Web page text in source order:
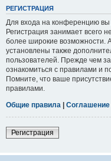
РЕГИСТРАЦИЯ
Для входа на конференцию
Регистрация занимает всего
более широкие возможности.
установлены также
пользователей. Прежде чем
ознакомиться с правилами и
Помните, что ваше
правилами.
Общие правила | Соглашение
Регистрация